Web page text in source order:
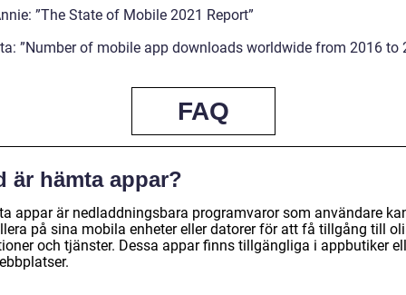
”The State of Mobile 2021 Report”
”Number of mobile app downloads worldwide from 2016 to
FAQ
är hämta appar?
appar är nedladdningsbara programvaror som användare
på sina mobila enheter eller datorer för att få tillgång till
och tjänster. Dessa appar finns tillgängliga i appbutiker